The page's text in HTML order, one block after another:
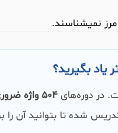
نمیشناسند.
یاد بگیرید؟
در دوره‌های 504 واژه ضروری
شده تا بتوانید آن